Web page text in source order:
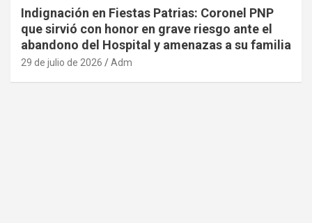
Indignación en Fiestas Patrias: Coronel PNP
que sirvió con honor en grave riesgo ante el
abandono del Hospital y amenazas a su familia
29 de julio de 2026 Adm